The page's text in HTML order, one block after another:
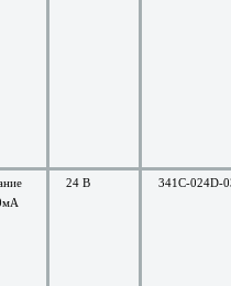
24 В 341C-024D-